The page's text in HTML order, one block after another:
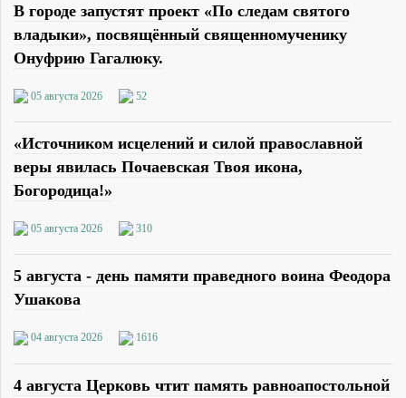
В городе запустят проект «По следам святого
владыки», посвящённый священномученику
Онуфрию Гагалюку.
05 августа 2026 52
«Источником исцелений и силой православной
веры явилась Почаевская Твоя икона,
Богородица!»
05 августа 2026 310
5 августа - день памяти праведного воина Феодора
Ушакова
04 августа 2026 1616
4 августа Церковь чтит память равноапостольной